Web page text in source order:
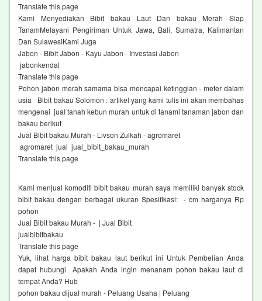
Translate this page
Kami Menyediakan Bibit bakau Laut Dan bakau Merah Siap
TanamMelayani Pengiriman Untuk Jawa, Bali, Sumatra, Kalimantan
Dan SulawesiKami Juga
Jabon - Bibit Jabon - Kayu Jabon - Investasi Jabon
jabonkendal
Translate this page
Pohon jabon merah samama bisa mencapai ketinggian - meter dalam
usia Bibit bakau Solomon : artikel yang kami tulis ini akan membahas
mengenai jual tanah kebun murah untuk di tanami tanaman jabon dan
bakau berikut
Jual Bibit bakau Murah - Livson Zulkah - agromaret
agromaret jual jual_bibit_bakau_murah
Translate this page
Kami menjual komoditi bibit bakau murah saya memiliki banyak stock
bibit bakau dengan berbagai ukuran Spesifikasi: - cm harganya Rp
pohon
Jual Bibit bakau Murah - | Jual Bibit
jualbibitbakau
Translate this page
Yuk, lihat harga bibit bakau laut berikut ini Untuk Pembelian Anda
dapat hubungi Apakah Anda ingin menanam pohon bakau laut di
tempat Anda? Hub
pohon bakau dijual murah - Peluang Usaha | Peluang